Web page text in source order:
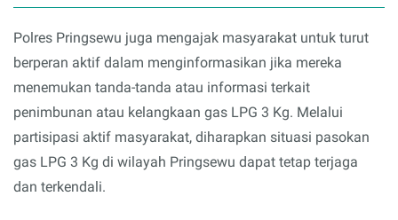
Polres Pringsewu juga mengajak masyarakat untuk turut
berperan aktif dalam menginformasikan jika mereka
menemukan tanda-tanda atau informasi terkait
penimbunan atau kelangkaan gas LPG 3 Kg. Melalui
partisipasi aktif masyarakat, diharapkan situasi pasokan
gas LPG 3 Kg di wilayah Pringsewu dapat tetap terjaga
dan terkendali.